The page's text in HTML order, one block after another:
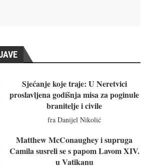
Sjećanje koje traje: U Neretvici
proslavljena godišnja misa za poginule
branitelje i civile
fra Danijel Nikolić
Matthew McConaughey i supruga
Camila susreli se s papom Lavom XIV.
u Vatikanu